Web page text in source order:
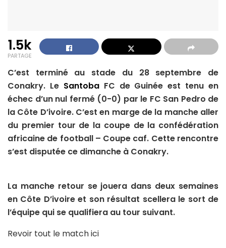
1.5k
PARTAGE
C’est terminé au stade du 28 septembre de
Conakry. Le SantobaFC de Guinée est tenu en
échec d’un nul fermé (0-0) par le FC San Pedro de
la Côte D’ivoire. C’est en marge de la manche aller
du premier tour de la coupe de la confédération
africaine de football – Coupe caf. Cette rencontre
s’est disputée ce dimanche à Conakry.
La manche retour se jouera dans deux semaines
en Côte D’ivoire et son résultat scellera le sort de
l’équipe qui se qualifiera au tour suivant.
Revoir tout le match ici